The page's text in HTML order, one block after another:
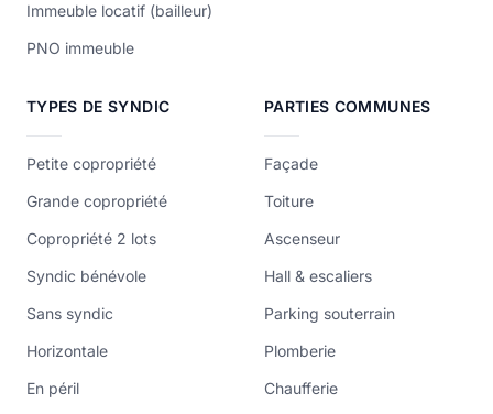
Immeuble locatif (bailleur)
PNO immeuble
TYPES DE SYNDIC
Petite copropriété
Grande copropriété
Copropriété 2 lots
Syndic bénévole
Sans syndic
Horizontale
En péril
PARTIES COMMUNES
Façade
Toiture
Ascenseur
Hall & escaliers
Parking souterrain
Plomberie
Chaufferie